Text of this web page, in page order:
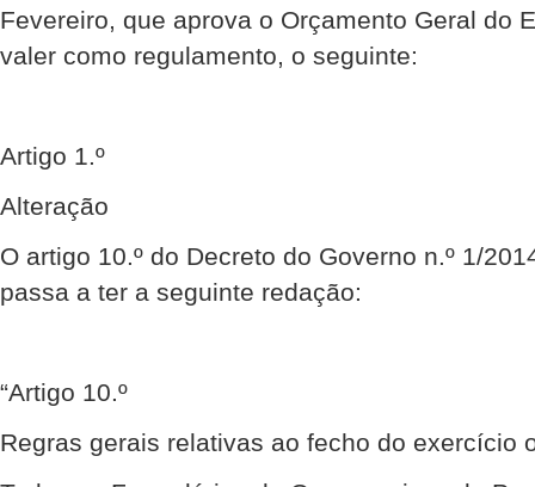
Fevereiro, que aprova o Orçamento Geral do
valer como regulamento, o seguinte:
Artigo 1.º
Alteração
O artigo 10.º do Decreto do Governo n.º 1/
passa a ter a seguinte redação:
“Artigo 10.º
Regras gerais relativas ao fecho do exercício